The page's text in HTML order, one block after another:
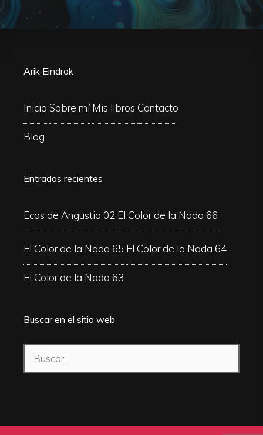
Arik Eindrok
Inicio Sobre mí Mis libros Contacto
Blog
Entradas recientes
Ecos de Angustia 02 El Color de la Nada 66
El Color de la Nada 65 El Color de la Nada 64
El Color de la Nada 63
Buscar en el sitio web
Buscar: